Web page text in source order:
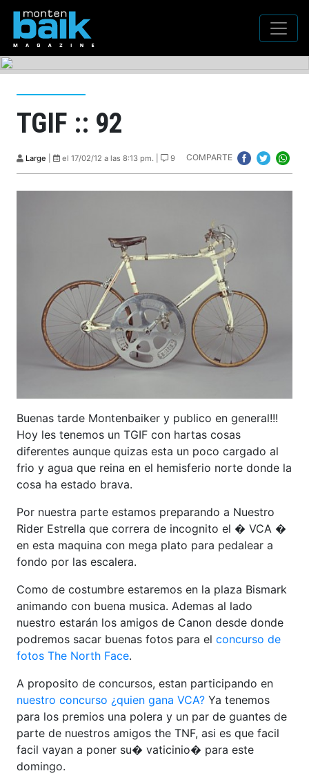
TGIF :: 92
Large el 17/02/12 a las 8:13 pm. | 9 COMPARTE
Buenas tarde Montenbaiker y publico en general!!!
Hoy les tenemos un TGIF con hartas cosas
diferentes aunque quizas esta un poco cargado al
frio y agua que reina en el hemisferio norte donde la
cosa ha estado brava.
Por nuestra parte estamos preparando a Nuestro
Rider Estrella que correra de incognito el � VCA �
en esta maquina con mega plato para pedalear a
fondo por las escalera.
Como de costumbre estaremos en la plaza Bismark
animando con buena musica. Ademas al lado
nuestro estarán los amigos de Canon desde donde
podremos sacar buenas fotos para el concurso de
fotos The North Face.
A proposito de concursos, estan participando en
nuestro concurso ¿quien gana VCA? Ya tenemos
para los premios una polera y un par de guantes de
parte de nuestros amigos the TNF, asi es que facil
facil vayan a poner su� vaticinio� para este
domingo.